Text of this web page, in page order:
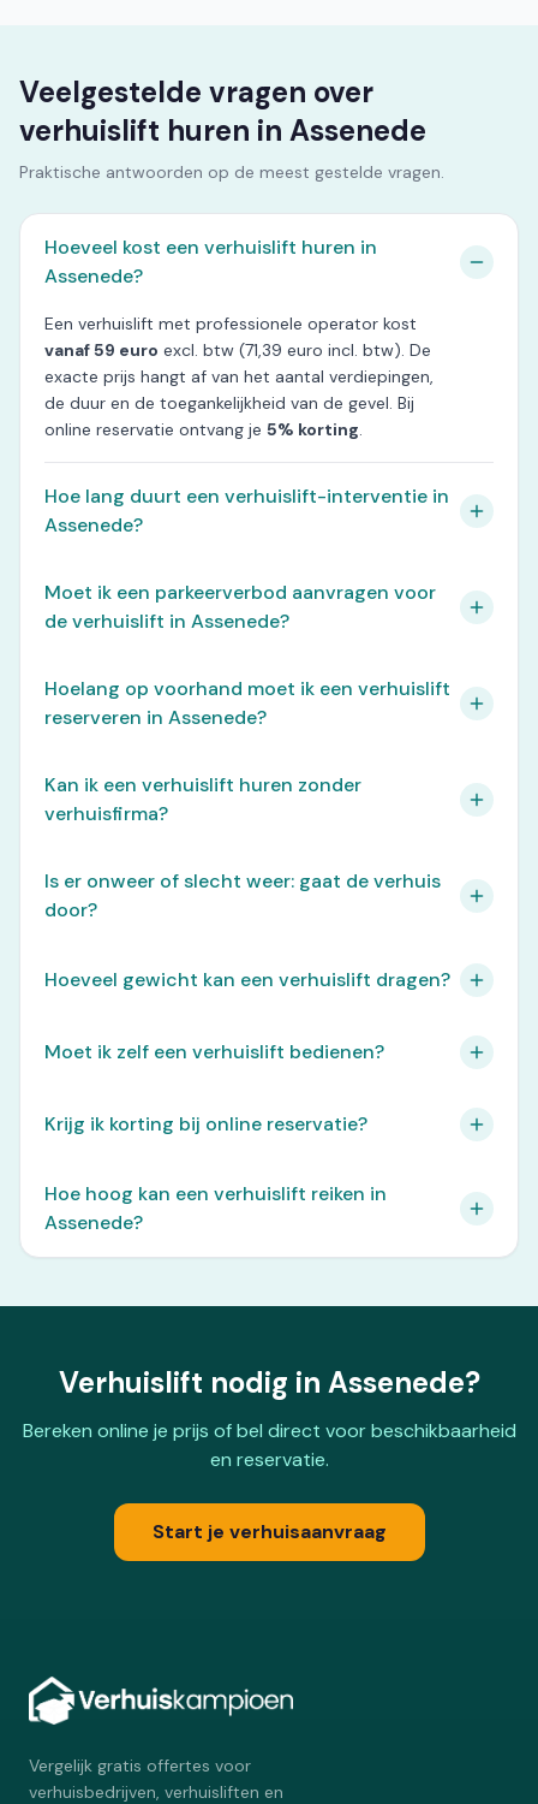
Veelgestelde vragen over
verhuislift huren in Assenede
Praktische antwoorden op de meest gestelde vragen.
Hoeveel kost een verhuislift huren in
Assenede?
Een verhuislift met professionele operator kost
vanaf 59 euro excl. btw (71,39 euro incl. btw). De
exacte prijs hangt af van het aantal verdiepingen,
de duur en de toegankelijkheid van de gevel. Bij
online reservatie ontvang je 5% korting.
Hoe lang duurt een verhuislift-interventie in
Assenede?
Moet ik een parkeerverbod aanvragen voor
de verhuislift in Assenede?
Hoelang op voorhand moet ik een verhuislift
reserveren in Assenede?
Kan ik een verhuislift huren zonder
verhuisfirma?
Is er onweer of slecht weer: gaat de verhuis
door?
Hoeveel gewicht kan een verhuislift dragen?
Moet ik zelf een verhuislift bedienen?
Krijg ik korting bij online reservatie?
Hoe hoog kan een verhuislift reiken in
Assenede?
Verhuislift nodig in Assenede?
Bereken online je prijs of bel direct voor beschikbaarheid
en reservatie.
Start je verhuisaanvraag
Vergelijk gratis offertes voor
verhuisbedrijven, verhuisliften en